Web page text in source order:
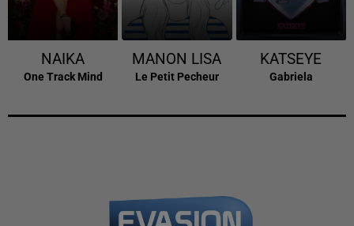
NAIKA
One Track Mind
MANON LISA
Le Petit Pecheur
KATSEYE
Gabriela